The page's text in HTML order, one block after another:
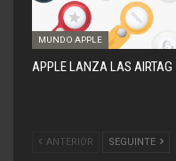
MUNDO APPLE
APPLE LANZA LAS AIRTAG
ANTERIOR SEGUINTE